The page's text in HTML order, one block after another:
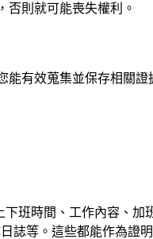
否則就可能喪失權利。
能有效蒐集並保存相關
班時間、工作內容、加
誌等。這些都能作為證